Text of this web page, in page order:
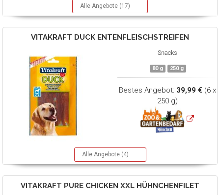
Alle Angebote (17)
VITAKRAFT DUCK ENTENFLEISCHSTREIFEN
Snacks
80 g 250 g
Bestes Angebot: 39,99 € (6 x
250 g)
Alle Angebote (4)
VITAKRAFT PURE CHICKEN XXL HÜHNCHENFILET